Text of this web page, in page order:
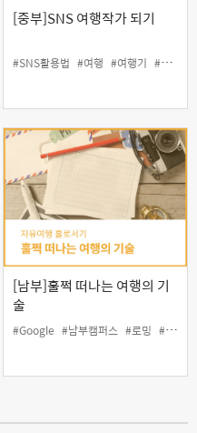
[중부]SNS 여행작가 되기
#SNS활용법 #여행 #여행기 #여행사진
#여행비즈니스 #자유여행
[남부]훌쩍 떠나는 여행의 기
술
#Google #남부캠퍼스 #로밍 #맵